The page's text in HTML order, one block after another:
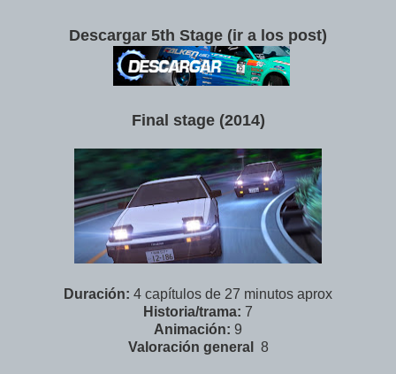
Descargar 5th Stage (ir a los post)
Final stage (2014)
Duración: 4 capítulos de 27 minutos aprox
Historia/trama: 7
Animación: 9
Valoración general 8